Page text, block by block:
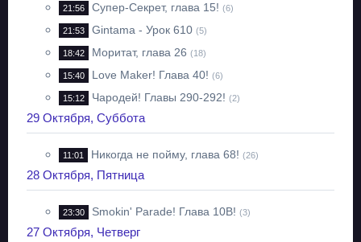
21:56 Супер-Секрет, глава 15! (6)
21:53 Gintama - Урок 610 (5)
18:42 Моритат, глава 26 (18)
15:40 Love Maker! Глава 40! (6)
15:12 Чародей! Главы 290-292! (2)
29 Октября, Суббота
11:01 Никогда не пойму, глава 68! (26)
28 Октября, Пятница
23:30 Smokin' Parade! Глава 10B! (3)
27 Октября, Четверг